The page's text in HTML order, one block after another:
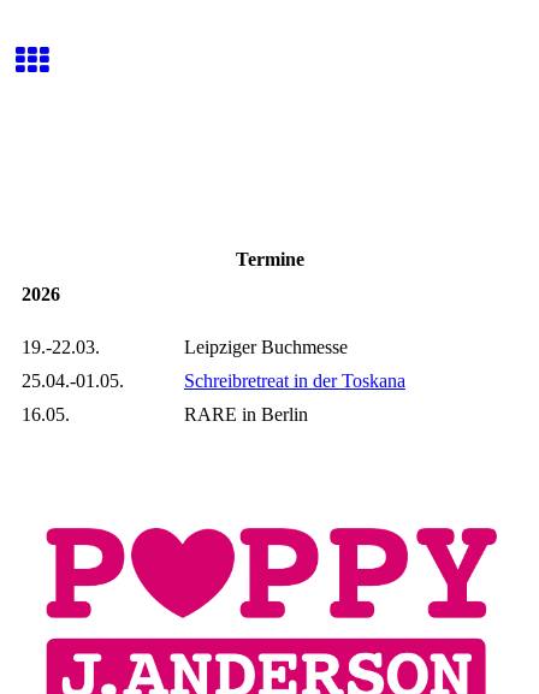
Termine
2026
19.-22.03.
Leipziger Buchmesse
25.04.-01.05.
Schreibretreat in der Toskana
16.05.
RARE in Berlin